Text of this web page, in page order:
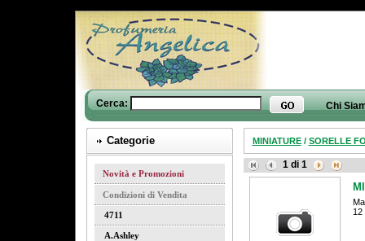
Cerca: Chi
Categorie
Novità e Promozioni
Condizioni di Vendita
4711
A.ashley
MINIATURE/ SORELLE
1di 1
12